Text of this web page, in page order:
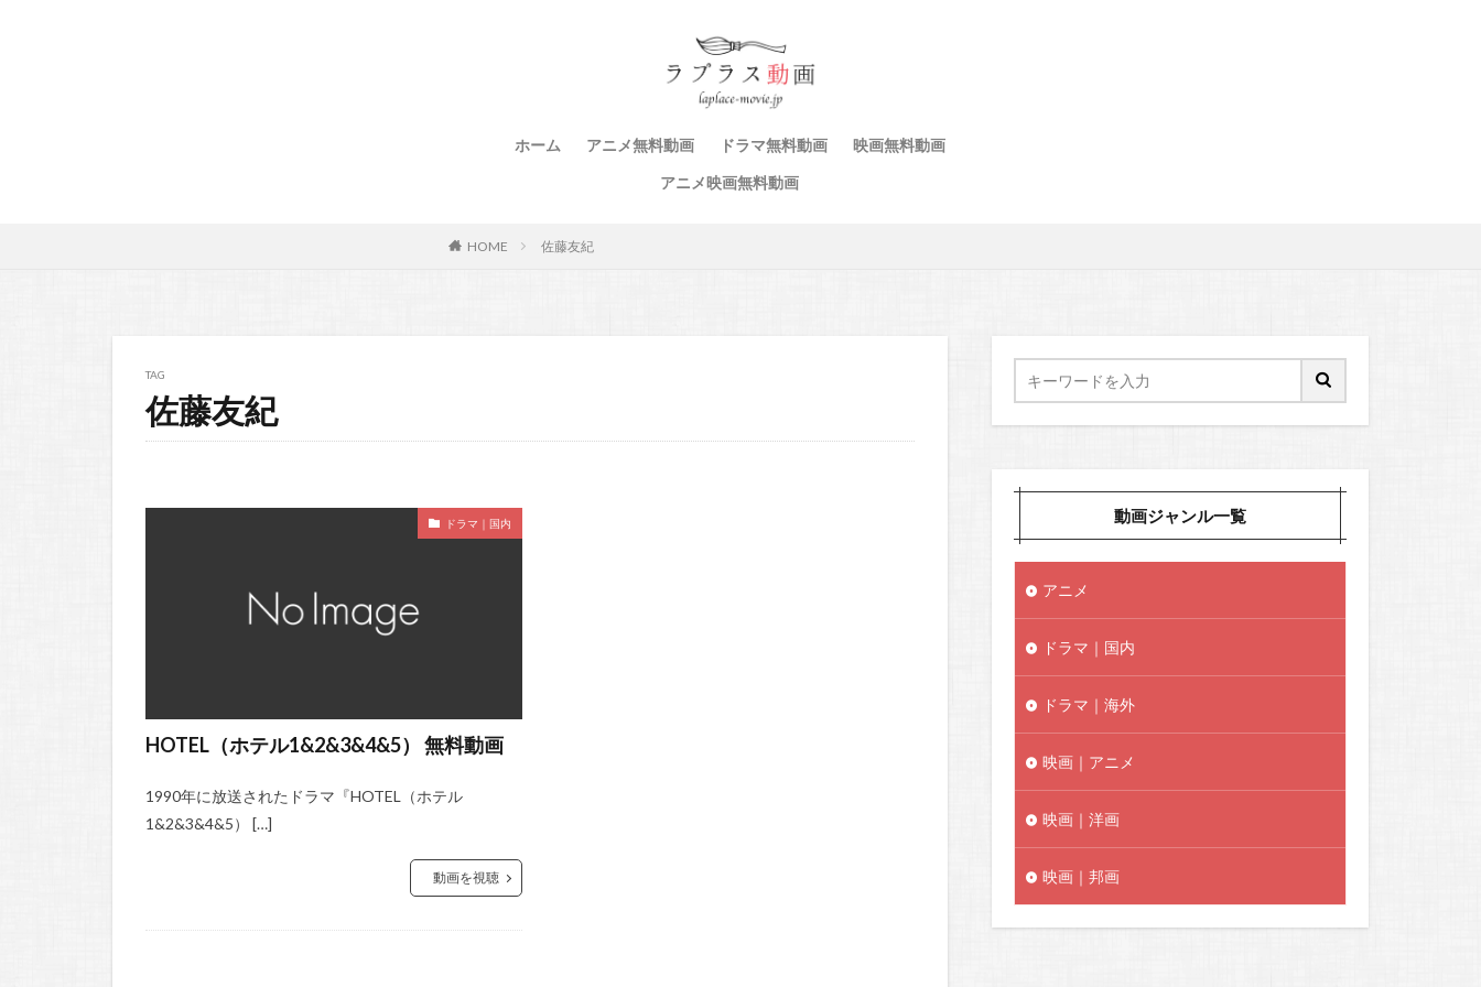
ホーム アニメ無料動画 ドラマ無料動画
映画無料動画
アニメ映画無料動画
HOME 佐藤友紀
TAG
佐藤友紀
ドラマ｜国内
HOTEL（ホテル1&2&3&4&5） 無料動画
1990年に放送されたドラマ『HOTEL（ホテル
1&2&3&4&5） […]
動画を視聴
動画ジャンル一覧
アニメ
ドラマ｜国内
ドラマ｜海外
映画｜アニメ
映画｜洋画
映画｜邦画